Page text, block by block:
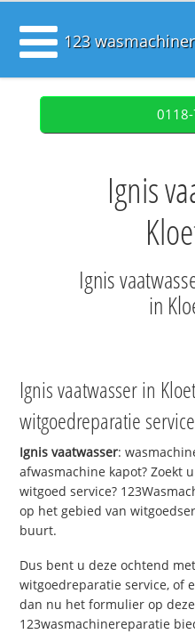
123
Ignis
Ignis
in
Ignis vaatwasser in
witgoedreparatie
Ignis vaatwasser:
afwasmachine kapot? Zoekt
witgoed service?
op het gebied van
buurt.
Dus bent u deze ochtend
witgoedreparatie service, of
dan nu het formulier op
123wasmachinereparatie